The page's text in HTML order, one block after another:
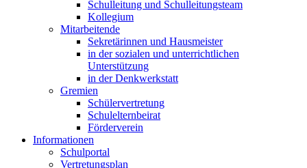
Schulleitung und Schulleitungsteam
Kollegium
Mitarbeitende
Sekretärinnen und Hausmeister
in der sozialen und unterrichtlichen
Unterstützung
in der Denkwerkstatt
Gremien
Schülervertretung
Schulelternbeirat
Förderverein
Informationen
Schulportal
Vertretungsplan